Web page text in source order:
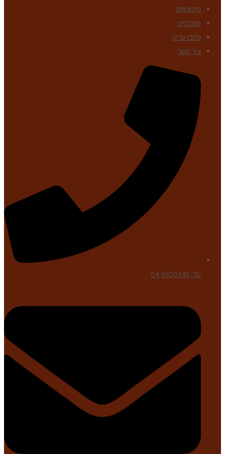
סיטונאים
מועדפים
כתבו עלינו
צור קשר
טל: 04-6930340